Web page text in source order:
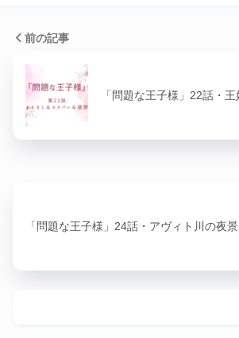
前の記事
「問題な王子様」22話・
「問題な王子様」24話・アヴィト川の夜景